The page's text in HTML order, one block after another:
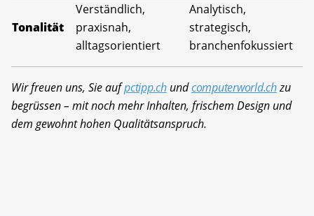
Tonalität
Verständlich,
praxisnah,
alltagsorientiert
Analytisch,
strategisch,
branchenfokussiert
Wir freuen uns, Sie aufpctipp.chundcomputerworld.chzu
begrüssen – mit noch mehr Inhalten, frischem Design und
dem gewohnt hohen Qualitätsanspruch.